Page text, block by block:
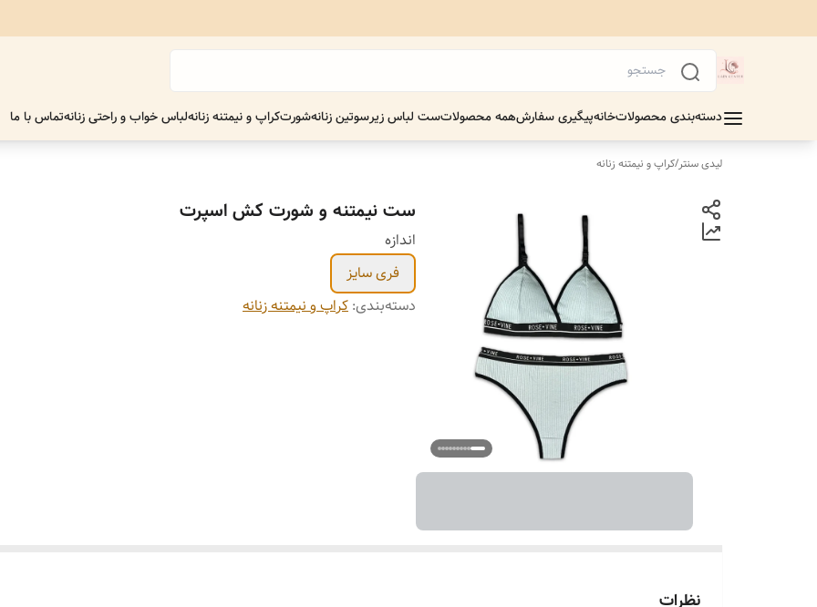
دسته‌بندی محصولاتخانهپیگیری سفارشهمه محصولاتست لباس زیرسوتین زنانهشورتکراپ و نیمتنه زنانهلباس خواب و راحتی زنانهتماس با ما
لیدی سنتر/کراپ و نیمتنه زنانه
ست نیمتنه و شورت کش اسپرت
اندازه
فری سایز
دسته‌بندی: کراپ و نیمتنه زنانه
نظرات